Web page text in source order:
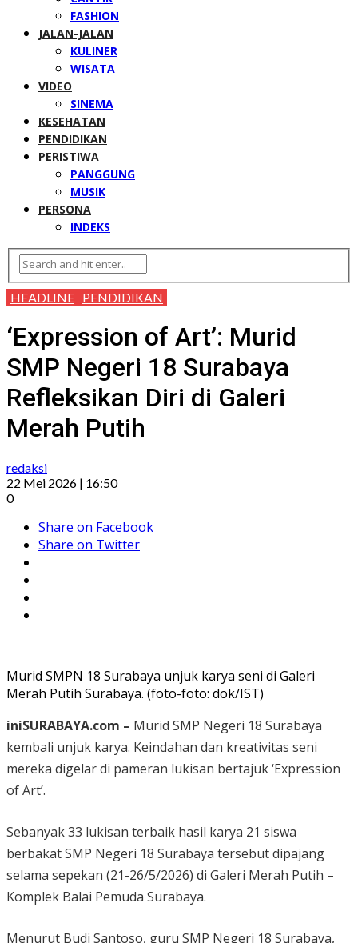
FASHION
JALAN-JALAN
KULINER
WISATA
VIDEO
SINEMA
KESEHATAN
PENDIDIKAN
PERISTIWA
PANGGUNG
MUSIK
PERSONA
INDEKS
HEADLINE PENDIDIKAN
‘Expression of Art’: Murid
SMP Negeri 18 Surabaya
Refleksikan Diri di Galeri
Merah Putih
redaksi
22 Mei 2026 | 16:50
0
Share on Facebook
Share on Twitter
Murid SMPN 18 Surabaya unjuk karya seni di Galeri
Merah Putih Surabaya. (foto-foto: dok/IST)
iniSURABAYA.com – Murid SMP Negeri 18 Surabaya
kembali unjuk karya. Keindahan dan kreativitas seni
mereka digelar di pameran lukisan bertajuk ‘Expression
of Art’.
Sebanyak 33 lukisan terbaik hasil karya 21 siswa
berbakat SMP Negeri 18 Surabaya tersebut dipajang
selama sepekan (21-26/5/2026) di Galeri Merah Putih –
Komplek Balai Pemuda Surabaya.
Menurut Budi Santoso, guru SMP Negeri 18 Surabaya,